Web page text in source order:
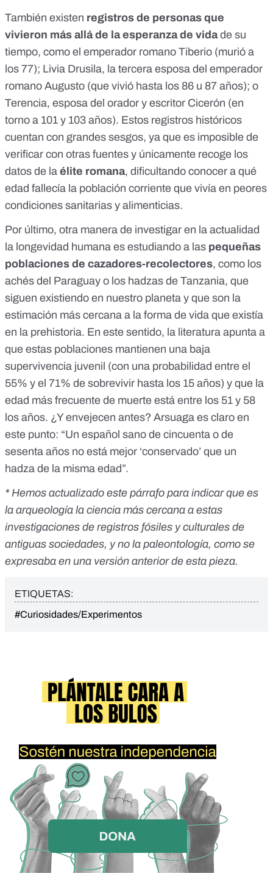
También existen registros de personas que
vivieron más allá de la esperanza de vidade su
tiempo, como el emperador romano Tiberio (murió a
los 77); Livia Drusila, la tercera esposa del emperador
romano Augusto (que vivió hasta los 86 u 87 años); o
Terencia, esposa del orador y escritor Cicerón (en
torno a 101 y 103 años). Estos registros históricos
cuentan con grandes sesgos, ya que es imposible de
verificar con otras fuentes y únicamente recoge los
datos de la élite romana, dificultando conocer a qué
edad fallecía la población corriente que vivía en peores
condiciones sanitarias y alimenticias.
Por último, otra manera de investigar en la actualidad
la longevidad humana es estudiando a las pequeñas
poblaciones de cazadores-recolectores, como los
achés del Paraguay o los hadzas de Tanzania, que
siguen existiendo en nuestro planeta y que son la
estimación más cercana a la forma de vida que existía
en la prehistoria. En este sentido, la literatura apunta a
que estas poblaciones mantienen una baja
supervivencia juvenil (con una probabilidad entre el
55% y el 71% de sobrevivir hasta los 15 años) y que la
edad más frecuente de muerte está entre los 51 y 58
los años. ¿Y envejecen antes? Arsuaga es claro en
este punto: “Un español sano de cincuenta o de
sesenta años no está mejor ‘conservado’ que un
hadza de la misma edad”.
* Hemos actualizado este párrafo para indicar que es
la arqueología la ciencia más cercana a estas
investigaciones de registros fósiles y culturales de
antiguas sociedades, y no la paleontología, como se
expresaba en una versión anterior de esta pieza.
ETIQUETAS:
#Curiosidades/Experimentos